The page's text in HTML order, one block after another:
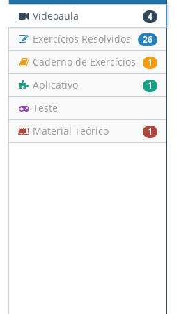
Videoaula 4
Exercícios Resolvidos 26
Caderno de Exercícios 1
Aplicativo 1
Teste
Material Teórico
1